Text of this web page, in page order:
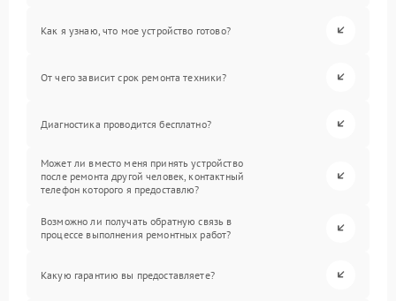
Как я узнаю, что мое устройство готово?
От чего зависит срок ремонта техники?
Диагностика проводится бесплатно?
Может ли вместо меня принять устройство
после ремонта другой человек, контактный
телефон которого я предоставлю?
Возможно ли получать обратную связь в
процессе выполнения ремонтных работ?
Какую гарантию вы предоставляете?